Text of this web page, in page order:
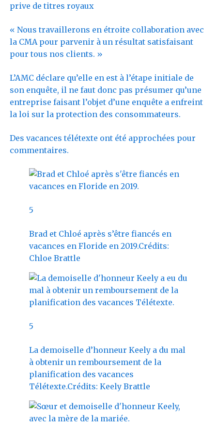
prive de titres royaux
« Nous travaillerons en étroite collaboration avec
la CMA pour parvenir à un résultat satisfaisant
pour tous nos clients. »
L’AMC déclare qu’elle en est à l’étape initiale de
son enquête, il ne faut donc pas présumer qu’une
entreprise faisant l’objet d’une enquête a enfreint
la loi sur la protection des consommateurs.
Des vacances télétexte ont été approchées pour
commentaires.
5
Brad et Chloé après s’être fiancés en
vacances en Floride en 2019.Crédits:
Chloe Brattle
5
La demoiselle d’honneur Keely a du mal
à obtenir un remboursement de la
planification des vacances
Télétexte.Crédits: Keely Brattle